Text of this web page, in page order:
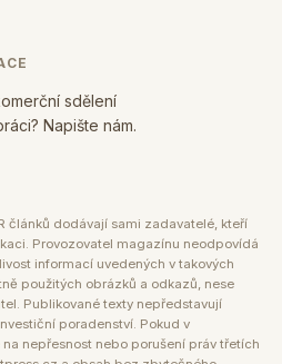
sdělení
Napište nám.
článků dodávají sami zadavatelé, kteří
Provozovatel magazínu neodpovídá
informací uvedených v takových
použitých obrázků a odkazů, nese
Publikované texty nepředstavují
poradenství. Pokud v
nepřesnost nebo porušení práv třetích